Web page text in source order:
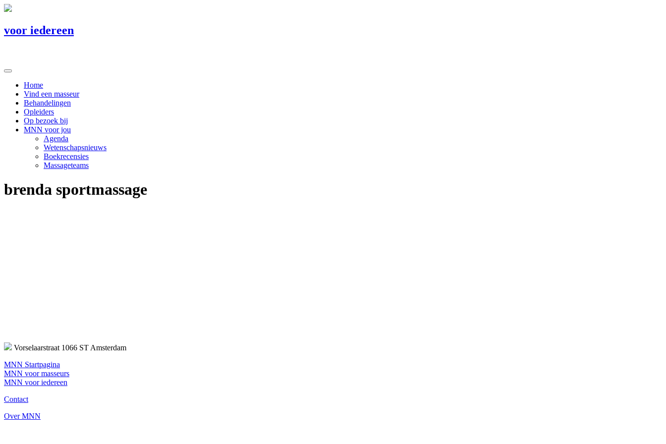
voor iedereen
Home
Vind een masseur
Behandelingen
Opleiders
Op bezoek bij
MNN voor jou
Agenda
Wetenschapsnieuws
Boekrecensies
Massageteams
brenda sportmassage
Vorselaarstraat 1066 ST Amsterdam
MNN Startpagina
MNN voor masseurs
MNN voor iedereen
Contact
Over MNN